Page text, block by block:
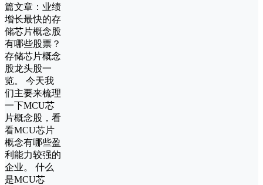
篇文章：业绩
增长最快的存
储芯片概念股
有哪些股票？
存储芯片概念
股龙头股一
览。 今天我
们主要来梳理
一下MCU芯
片概念股，看
看MCU芯片
概念有哪些盈
利能力较强的
企业。 什么
是MCU芯